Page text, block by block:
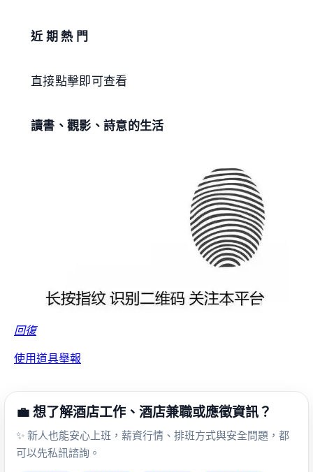
近 期 熱 門
直接點擊即可查看
讀書、觀影、詩意的生活
回復
使用道具舉報
💼 想了解酒店工作、酒店兼職或應徵資訊？
✨ 新人也能安心上班，薪資行情、排班方式與安全問題，都
可以先私訊諮詢。